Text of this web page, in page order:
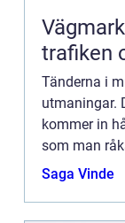
trafiken
Tänderna i
utmaningar.
kommer in
som man
kämpar
Saga Vinde